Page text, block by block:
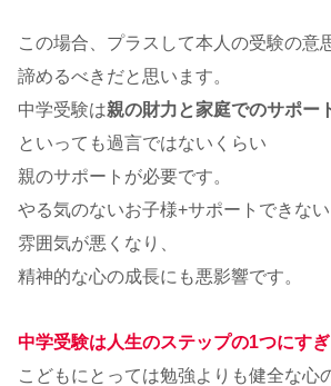
この場合、プラスして本人の受験の意
諦めるべきだと思います。
中学受験は親の財力と家庭でのサポー
といっても過言ではないくらい
親のサポートが必要です。
やる気のないお子様+サポートできな
雰囲気が悪くなり、
精神的な心の成長にも悪影響です。
中学受験は人生のステップの1つにすぎ
こどもにとっては勉強よりも健全な心